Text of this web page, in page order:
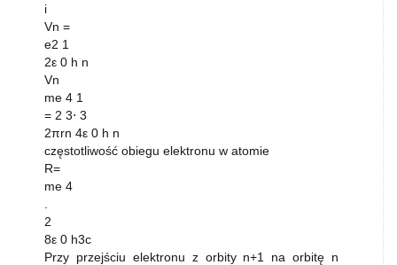
i
Vn =
e2 1
2ε 0 h n
Vn
me 4 1
= 2 3⋅ 3
2πrn 4ε 0 h n
częstotliwość obiegu elektronu w atomie
R=
me 4
2
8ε 0 h3c
Przy przejściu elektronu z orbity n+1 na orbitę n